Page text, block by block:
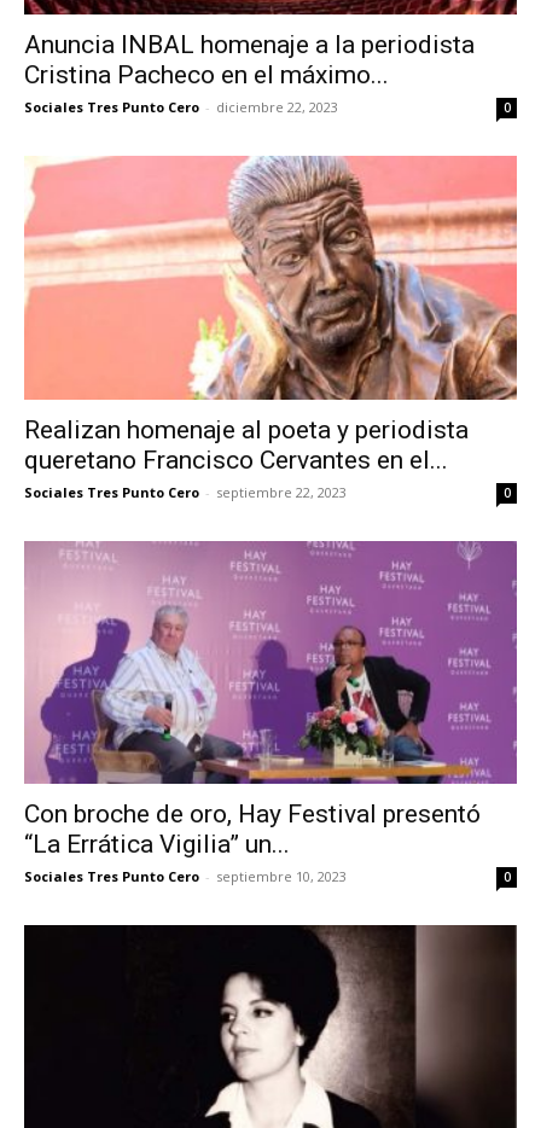
Anuncia INBAL homenaje a la periodista
Cristina Pacheco en el máximo...
Sociales Tres Punto Cero - diciembre 22, 2023 0
Realizan homenaje al poeta y periodista
queretano Francisco Cervantes en el...
Sociales Tres Punto Cero - septiembre 22, 2023 0
Con broche de oro, Hay Festival presentó
“La Errática Vigilia” un...
Sociales Tres Punto Cero - septiembre 10, 2023 0